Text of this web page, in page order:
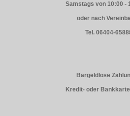
Samstags von 10:00 -
oder nach
Tel. 06404-
Bargeldlose
Kredit- oder